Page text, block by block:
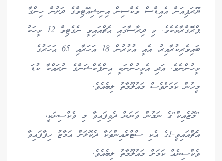
ޔޫރަޕިއަން އެއިޑްސް ވެކްސިން އިނިޝިއޭޓިވްގެ ދަށުން ހިންގާ
ޕްރޮގްރާމެކެވެ. މި ދިރާސާގައި އެޗްއައިވީ ނެގެޓިވް 12 މީހަކު
ބައިވެރިކުރާއިރު، އެއީ އުމުރުން 18 އަހަރާއި 65 އަހަރުގެ
މީހުންނެވެ. އަދި އެމީހުންނަކީ އިންފެކްޝަންގެ ނުރައްކާ ކުޑަ
މީހުން ކަމަށްވެސް މައުލޫމާތު ލިބެއެވެ.
"މޮޒެއިކް"ގެ ނަމުން ވަނަން ދެވިފައިވާ މި ވެކްސިނަކީ،
އެޗްއައިވީ-1ގެ އެކި ސްޓްރެއިންތަކާ ދެކޮޅަށް އަމާޒު ހިފާފައިވާ
ވެކްސިނެއް ކަމަށް މައުލޫމާތު ލިބެއެވެ.